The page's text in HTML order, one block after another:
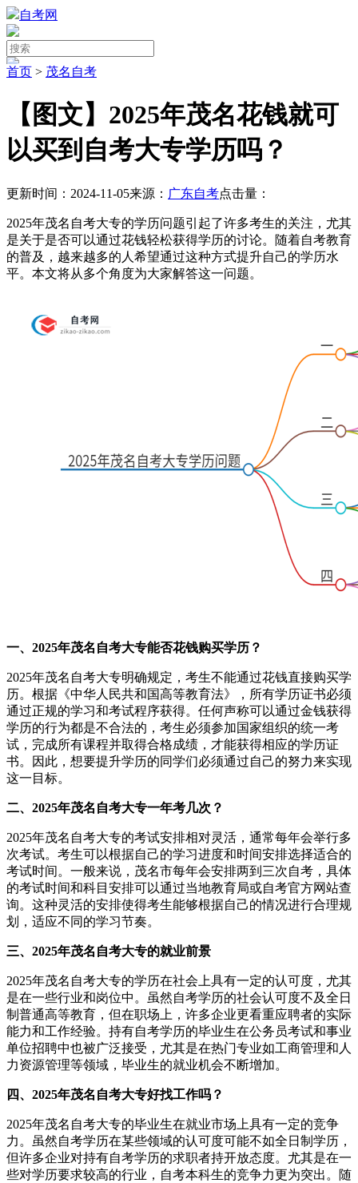
自考网
首页 > 茂名自考
【图文】2025年茂名花钱就可
以买到自考大专学历吗？
更新时间：2024-11-05来源： 广东自考点击量：
2025年茂名自考大专的学历问题引起了许多考生的关注，尤其
是关于是否可以通过花钱轻松获得学历的讨论。随着自考教育
的普及，越来越多的人希望通过这种方式提升自己的学历水
平。本文将从多个角度为大家解答这一问题。
一、2025年茂名自考大专能否花钱购买学历？
2025年茂名自考大专明确规定，考生不能通过花钱直接购买学
历。根据《中华人民共和国高等教育法》，所有学历证书必须
通过正规的学习和考试程序获得。任何声称可以通过金钱获得
学历的行为都是不合法的，考生必须参加国家组织的统一考
试，完成所有课程并取得合格成绩，才能获得相应的学历证
书。因此，想要提升学历的同学们必须通过自己的努力来实现
这一目标。
二、2025年茂名自考大专一年考几次？
2025年茂名自考大专的考试安排相对灵活，通常每年会举行多
次考试。考生可以根据自己的学习进度和时间安排选择适合的
考试时间。一般来说，茂名市每年会安排两到三次自考，具体
的考试时间和科目安排可以通过当地教育局或自考官方网站查
询。这种灵活的安排使得考生能够根据自己的情况进行合理规
划，适应不同的学习节奏。
三、2025年茂名自考大专的就业前景
2025年茂名自考大专的学历在社会上具有一定的认可度，尤其
是在一些行业和岗位中。虽然自考学历的社会认可度不及全日
制普通高等教育，但在职场上，许多企业更看重应聘者的实际
能力和工作经验。持有自考学历的毕业生在公务员考试和事业
单位招聘中也被广泛接受，尤其是在热门专业如工商管理和人
力资源管理等领域，毕业生的就业机会不断增加。
四、2025年茂名自考大专好找工作吗？
2025年茂名自考大专的毕业生在就业市场上具有一定的竞争
力。虽然自考学历在某些领域的认可度可能不如全日制学历，
但许多企业对持有自考学历的求职者持开放态度。尤其是在一
些对学历要求较高的行业，自考本科生的竞争力更为突出。随